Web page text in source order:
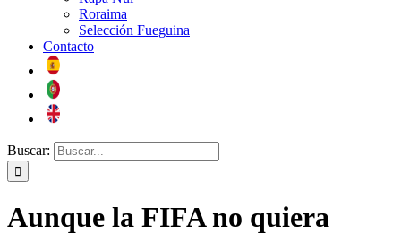
Roraima
Selección Fueguina
Contacto
Buscar:
Aunque la FIFA no quiera